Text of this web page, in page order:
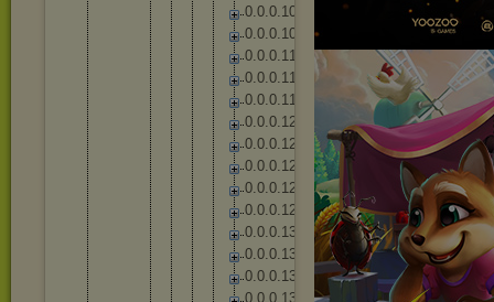
0.0.0.10
0.0.0.10
0.0.0.11
0.0.0.11
0.0.0.11
0.0.0.12
0.0.0.12
0.0.0.12
0.0.0.12
0.0.0.12
0.0.0.13
0.0.0.13
0.0.0.13
0.0.0.13